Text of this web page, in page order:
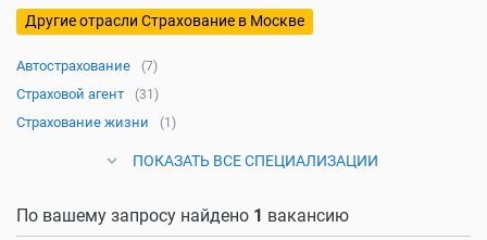
Другие отрасли Страхование в Москве
Автострахование (7)
Страховой агент (31)
Страхование жизни (1)
ПОКАЗАТЬ ВСЕ СПЕЦИАЛИЗАЦИИ
По вашему запросу найдено 1 вакансию